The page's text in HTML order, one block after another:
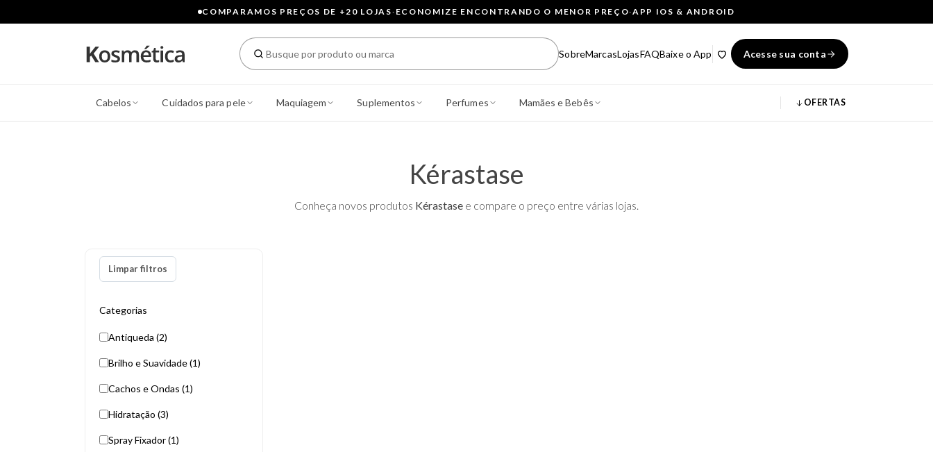
COMPARAMOS PREÇOS DE +20 LOJAS· ECONOMIZE ENCONTRANDO O MENOR PREÇO·APP IOS & ANDROID
SobreMarcasLojasFAQBaixe o App Acesse sua conta
Cabelos Cuidados para pele Maquiagem Suplementos Perfumes Mamães e Bebês OFERTAS
Kérastase
Conheça novos produtos Kérastase e compare o preço entre várias lojas.
Limpar filtros
Categorias
Antiqueda (2)
Brilho e Suavidade (1)
Cachos e Ondas (1)
Hidratação (3)
Spray Fixador (1)